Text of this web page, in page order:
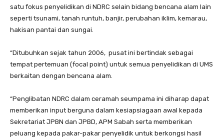
satu fokus penyelidikan di NDRC selain bidang bencana alam lain
seperti tsunami, tanah runtuh, banjir, perubahan iklim, kemarau,
hakisan pantai dan sungai.
“Ditubuhkan sejak tahun 2006, pusat ini bertindak sebagai
tempat pertemuan (focal point) untuk semua penyelidikan di UMS
berkaitan dengan bencana alam.
“Penglibatan NDRC dalam ceramah seumpama ini diharap dapat
memberikan input berguna dalam kesiapsiagaan awal kepada
Sekretariat JPBN dan JPBD, APM Sabah serta memberikan
peluang kepada pakar-pakar penyelidik untuk berkongsi hasil